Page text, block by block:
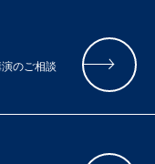
のご相談